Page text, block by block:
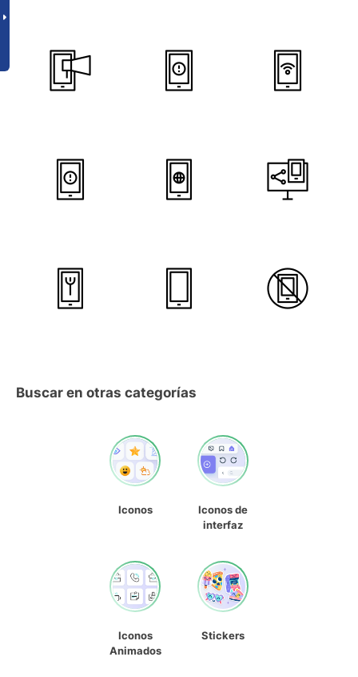
Buscar en otras categorías
Iconos
Iconos de
interfaz
Iconos
Animados
Stickers